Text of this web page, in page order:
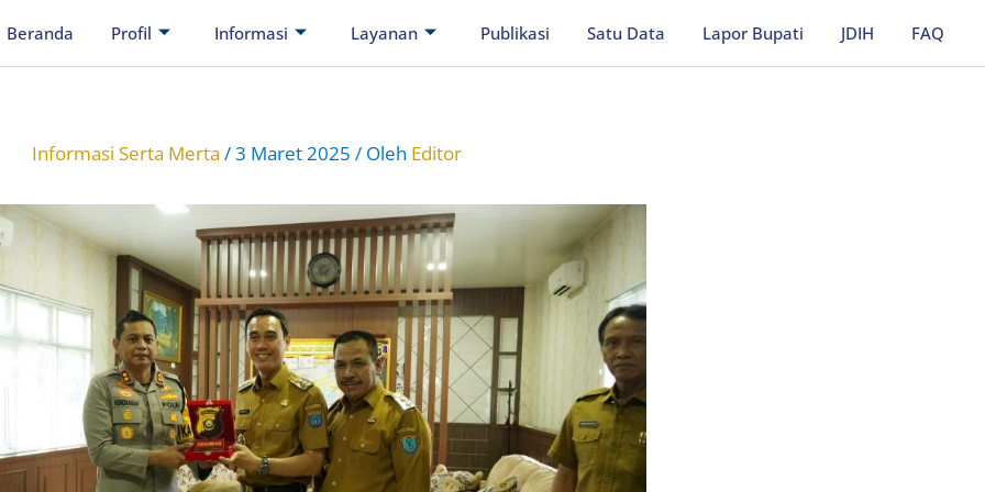
Beranda Profil Informasi Layanan Publikasi Satu Data Lapor Bupati JDIH FAQ
Informasi Serta Merta /3 Maret 2025 / Oleh Editor